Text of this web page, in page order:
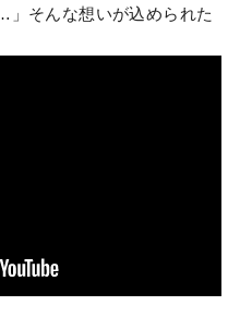
そんな想いが込められた